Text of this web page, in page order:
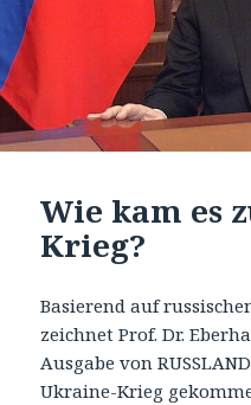
Wie kam es
Krieg?
Basierend auf
zeichnet Prof. Dr.
Ausgabe von
Ukraine-Krieg